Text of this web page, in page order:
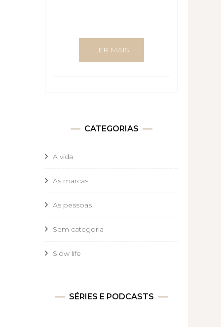
LER MAIS
CATEGORIAS
A vida
As marcas
As pessoas
Sem categoria
Slow life
SÉRIES E PODCASTS